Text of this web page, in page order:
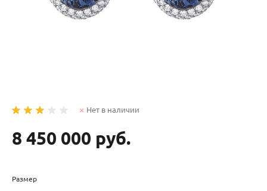
Нет в наличии
8 450 000 руб.
Размер